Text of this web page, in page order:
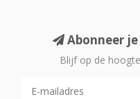
Abonneer
Blijf op de